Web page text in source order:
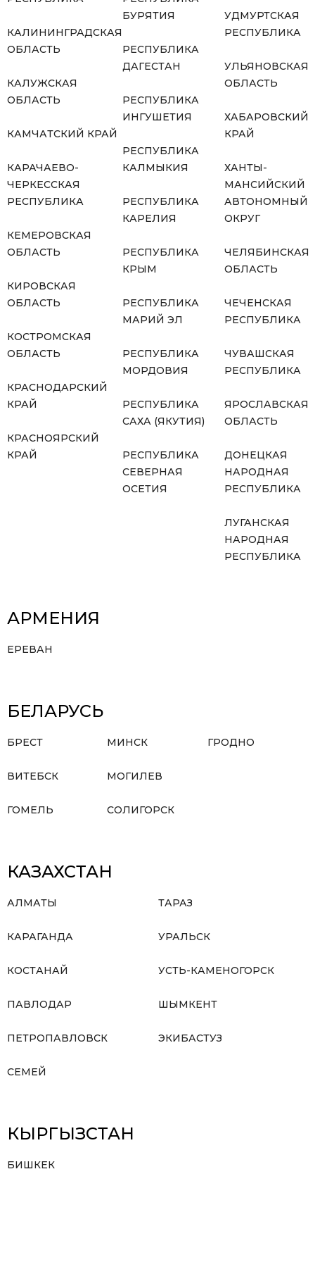
КАЛИНИНГРАДСКАЯ
ОБЛАСТЬ
КАЛУЖСКАЯ
ОБЛАСТЬ
КАМЧАТСКИЙ КРАЙ
КАРАЧАЕВО-
ЧЕРКЕССКАЯ
РЕСПУБЛИКА
КЕМЕРОВСКАЯ
ОБЛАСТЬ
КИРОВСКАЯ
ОБЛАСТЬ
КОСТРОМСКАЯ
ОБЛАСТЬ
КРАСНОДАРСКИЙ
КРАЙ
КРАСНОЯРСКИЙ
КРАЙ
БУРЯТИЯ
РЕСПУБЛИКА
ДАГЕСТАН
РЕСПУБЛИКА
ИНГУШЕТИЯ
РЕСПУБЛИКА
КАЛМЫКИЯ
РЕСПУБЛИКА
КАРЕЛИЯ
РЕСПУБЛИКА
КРЫМ
РЕСПУБЛИКА
МАРИЙ ЭЛ
РЕСПУБЛИКА
МОРДОВИЯ
РЕСПУБЛИКА
САХА (ЯКУТИЯ)
РЕСПУБЛИКА
СЕВЕРНАЯ
ОСЕТИЯ
УДМУРТСКАЯ
РЕСПУБЛИКА
УЛЬЯНОВСКАЯ
ОБЛАСТЬ
ХАБАРОВСКИЙ
КРАЙ
ХАНТЫ-
МАНСИЙСКИЙ
АВТОНОМНЫЙ
ОКРУГ
ЧЕЛЯБИНСКАЯ
ОБЛАСТЬ
ЧЕЧЕНСКАЯ
РЕСПУБЛИКА
ЧУВАШСКАЯ
РЕСПУБЛИКА
ЯРОСЛАВСКАЯ
ОБЛАСТЬ
ДОНЕЦКАЯ
НАРОДНАЯ
РЕСПУБЛИКА
ЛУГАНСКАЯ
НАРОДНАЯ
РЕСПУБЛИКА
АРМЕНИЯ
ЕРЕВАН
БЕЛАРУСЬ
БРЕСТ
ВИТЕБСК
ГОМЕЛЬ
МИНСК
МОГИЛЕВ
СОЛИГОРСК
ГРОДНО
КАЗАХСТАН
АЛМАТЫ
КАРАГАНДА
КОСТАНАЙ
ПАВЛОДАР
ПЕТРОПАВЛОВСК
СЕМЕЙ
ТАРАЗ
УРАЛЬСК
УСТЬ-КАМЕНОГОРСК
ШЫМКЕНТ
ЭКИБАСТУЗ
КЫРГЫЗСТАН
БИШКЕК